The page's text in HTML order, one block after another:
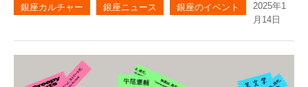
マイページ
銀座カルチャー 銀座ニュース 銀座のイベント
2025年1
月14日